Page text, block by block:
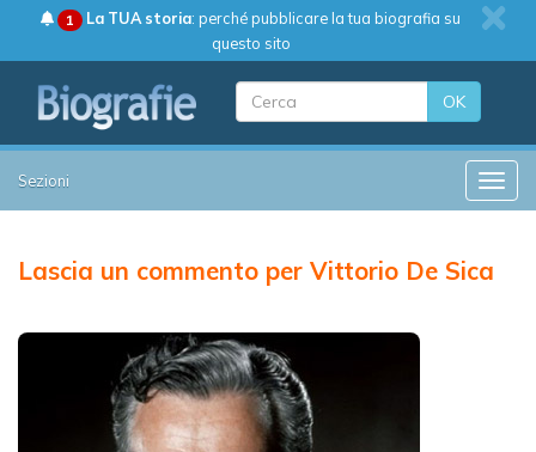
1 La TUA storia: perché pubblicare la tua biografia su
questo sito
OK
Sezioni
Lascia un commento per Vittorio De Sica